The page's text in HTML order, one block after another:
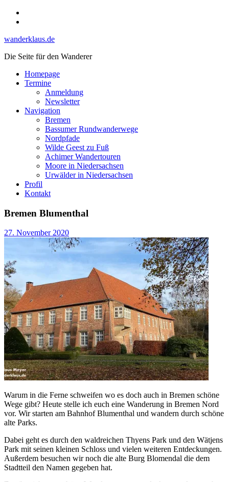
Skip
wanderklaus.de
Die Seite für den Wanderer
Homepage
Termine
Anmeldung
Newsletter
Navigation
Bremen
Bassumer Rundwanderwege
Nordpfade
Wilde Geest zu Fuß
Achimer Wandertouren
Moore in Niedersachsen
Urwälder in Niedersachsen
Profil
Kontakt
Bremen Blumenthal
27. November 2020
Warum in die Ferne schweifen wo es doch auch in Bremen schöne
Wege gibt? Heute stelle ich euch eine Wanderung in Bremen Nord
vor. Wir starten am Bahnhof Blumenthal und wandern durch schöne
alte Parks.
Dabei geht es durch den waldreichen Thyens Park und den Wätjens
Park mit seinen kleinen Schloss und vielen weiteren Entdeckungen.
Außerdem besuchen wir noch die alte Burg Blomendal die dem
Stadtteil den Namen gegeben hat.